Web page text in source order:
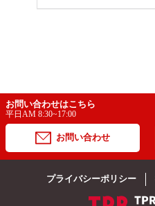
お問い合わせはこちら
平日AM 8:30~17:00
お問い合わせ
プライバシーポリシー